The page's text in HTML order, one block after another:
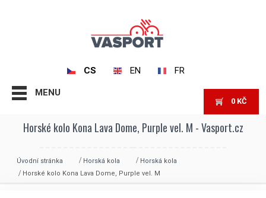
CS EN FR
MENU
0 KČ
Horské kolo Kona Lava Dome, Purple vel. M - Vasport.cz
Úvodní stránka Horská kola
Horská kola
Horské kolo Kona Lava Dome, Purple vel. M